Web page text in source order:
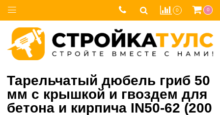
0 0
Тарельчатый дюбель гриб 50
мм с крышкой и гвоздем для
бетона и кирпича IN50-62 (200